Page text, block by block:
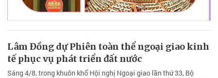
Lâm Đồng dự Phiên toàn thể ngoại giao kinh
tế phục vụ phát triển đất nước
Sáng 4/8, trong khuôn khổ Hội nghị Ngoại giao lần thứ 33, Bộ